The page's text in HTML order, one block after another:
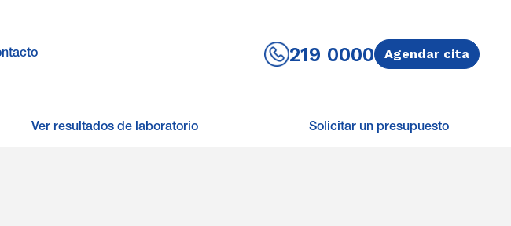
219 0000 Agendar cita
Ver resultados de laboratorio Solicitar un presupuesto